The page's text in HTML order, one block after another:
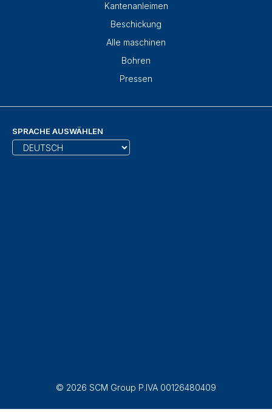
Kantenanleimen
Beschickung
Alle maschinen
Bohren
Pressen
SPRACHE AUSWÄHLEN
© 2026 SCM Group P.IVA 00126480409